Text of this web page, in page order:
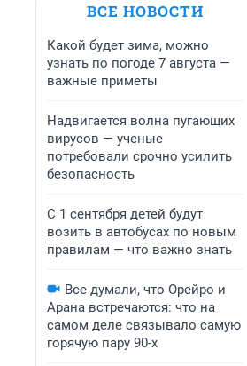
ВСЕ НОВОСТИ
Какой будет зима, можно
узнать по погоде 7 августа —
важные приметы
Надвигается волна пугающих
вирусов — ученые
потребовали срочно усилить
безопасность
С 1 сентября детей будут
возить в автобусах по новым
правилам — что важно знать
Все думали, что Орейро и
Арана встречаются: что на
самом деле связывало самую
горячую пару 90-х